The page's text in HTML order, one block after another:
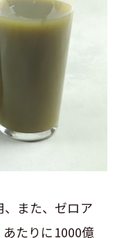
また、ゼロア
あたりに1000億